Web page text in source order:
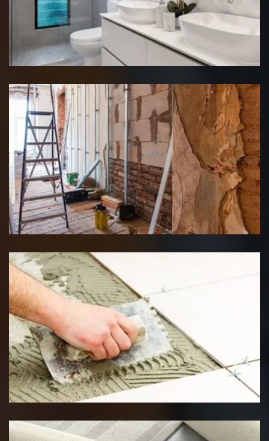
Rénovation salle de bain
Rénovation interieure
Pose de carrelage